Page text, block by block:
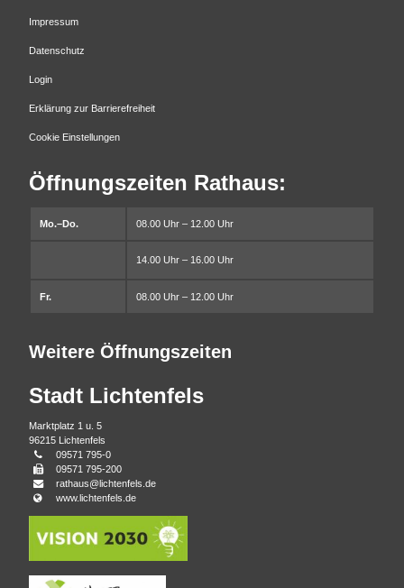
Impressum
Datenschutz
Login
Erklärung zur Barrierefreiheit
Cookie Einstellungen
Öffnungszeiten Rathaus:
Mo.–Do. 08.00 Uhr – 12.00 Uhr
14.00 Uhr – 16.00 Uhr
Fr. 08.00 Uhr – 12.00 Uhr
Weitere Öffnungszeiten
Stadt Lichtenfels
Marktplatz 1 u. 5
96215 Lichtenfels
Telefonnummer
09571 795-0
Faxnummer
09571 795-200
E-
Mail
rathaus@lichtenfels.de
Webseite
www.lichtenfels.de